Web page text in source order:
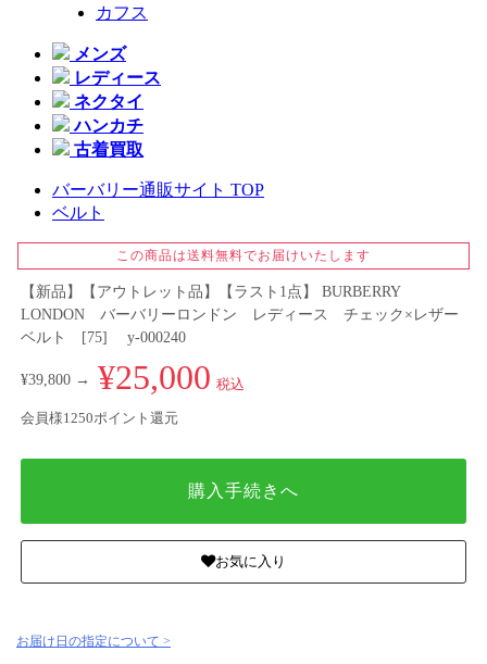
カフス
メンズ
レディース
ネクタイ
ハンカチ
古着買取
バーバリー通販サイト TOP
ベルト
この商品は送料無料でお届けいたします
【新品】【アウトレット品】【ラスト1点】 BURBERRY
LONDON バーバリーロンドン レディース チェック×レザー
ベルト [75] y-000240
¥39,800 → ¥25,000 税込
会員様1250ポイント還元
購入手続きへ
お気に入り
お届け日の指定について >